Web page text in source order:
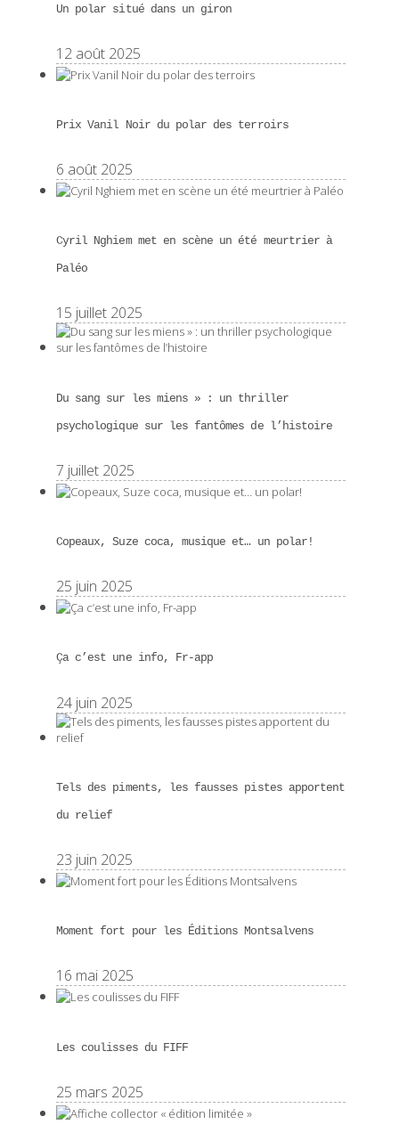
Un polar situé dans un giron
12 août 2025
Prix Vanil Noir du polar des terroirs
6 août 2025
Cyril Nghiem met en scène un été meurtrier à
Paléo
15 juillet 2025
Du sang sur les miens » : un thriller
psychologique sur les fantômes de l’histoire
7 juillet 2025
Copeaux, Suze coca, musique et… un polar!
25 juin 2025
Ça c’est une info, Fr-app
24 juin 2025
Tels des piments, les fausses pistes apportent
du relief
23 juin 2025
Moment fort pour les Éditions Montsalvens
16 mai 2025
Les coulisses du FIFF
25 mars 2025